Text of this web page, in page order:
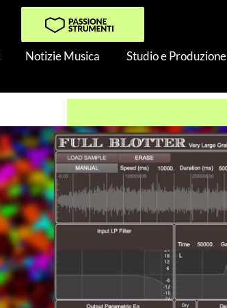
Notizie Musica Studio e Produzione